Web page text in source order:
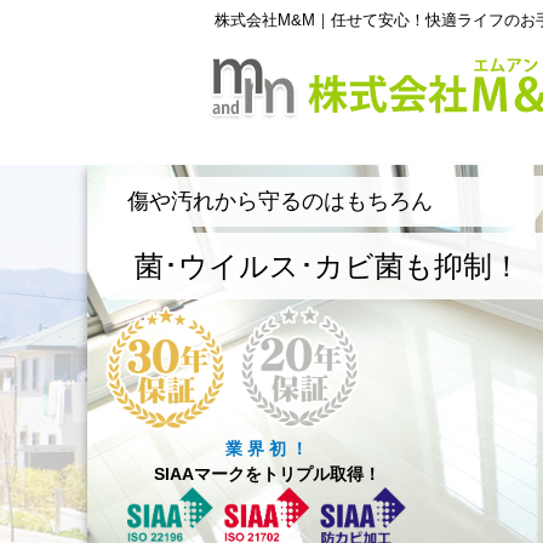
株式会社M&M｜任せて安心！快適ライフのお
傷や汚れから守るのはもちろん
菌･ウイルス･カビ菌も抑制！
業 界 初 ！
SIAAマークをトリプル取得！